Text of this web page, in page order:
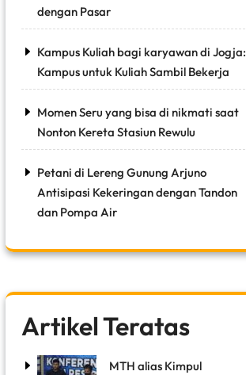
dengan Pasar
Kampus Kuliah bagi karyawan di Jogja:
Kampus untuk Kuliah Sambil Bekerja
Momen Seru yang bisa di nikmati saat
Nonton Kereta Stasiun Rewulu
Petani di Lereng Gunung Arjuno
Antisipasi Kekeringan dengan Tandon
dan Pompa Air
Artikel Teratas
MTH alias Kimpul